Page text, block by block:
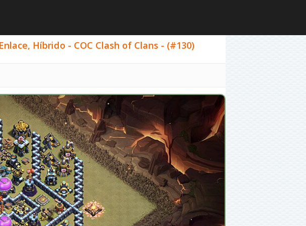
Híbrido - COC Clash of Clans - (#130)